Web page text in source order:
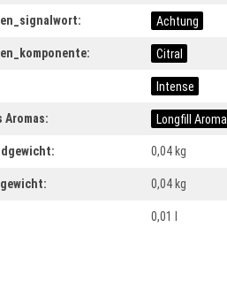
Achtung
Citral
Intense
Aromas: Longfill Aroma
0,04 kg
0,04 kg
0,01 l